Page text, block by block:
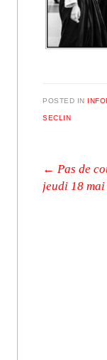
POSTED IN
SECLIN
Post
← Pas de
jeudi 18 mai